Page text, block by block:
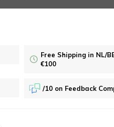
Free Shipping in NL/
€100
/10 on Feedback